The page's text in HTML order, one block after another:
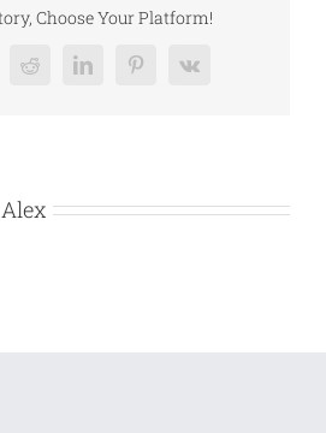
Choose Your Platform!
RedditLinkedInPinterest
Vk
Alex